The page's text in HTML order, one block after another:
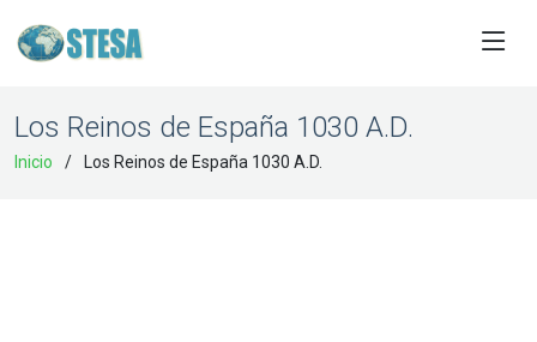
Los Reinos de España 1030 A.D.
Inicio Los Reinos de España 1030 A.D.